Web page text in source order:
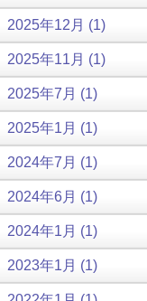
2025年12月 (1)
2025年11月 (1)
2025年7月 (1)
2025年1月 (1)
2024年7月 (1)
2024年6月 (1)
2024年1月 (1)
2023年1月 (1)